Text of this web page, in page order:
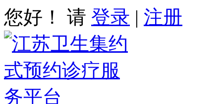
您好！ 请 登录 | 注册